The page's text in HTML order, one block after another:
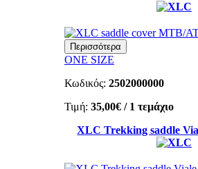
Περισσότερα
ONE SIZE
Κωδικός: 2502000000
Τιμή: 35,00€ / 1 τεμάχιο
XLC Trekking saddle